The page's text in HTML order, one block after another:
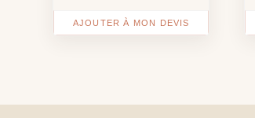
AJOUTER À MON DEVIS